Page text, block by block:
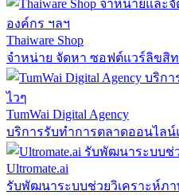
Thaiware Shop
จำหน่าย จัดหา ซอฟต์แวร์ลิขสิ
TumWai Digital Agency
บริการรับทำการตลาดออนไลน์
Ultromate.ai
รับพัฒนาระบบช่วยวิเคราะห์ภ